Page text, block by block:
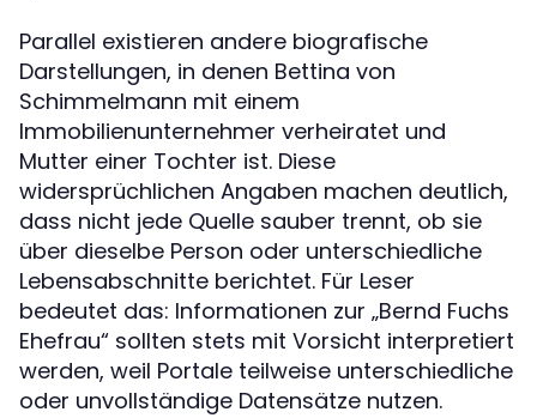
Parallel existieren andere biografische
Darstellungen, in denen Bettina von
Schimmelmann mit einem
Immobilienunternehmer verheiratet und
Mutter einer Tochter ist. Diese
widersprüchlichen Angaben machen deutlich,
dass nicht jede Quelle sauber trennt, ob sie
über dieselbe Person oder unterschiedliche
Lebensabschnitte berichtet. Für Leser
bedeutet das: Informationen zur „Bernd Fuchs
Ehefrau“ sollten stets mit Vorsicht interpretiert
werden, weil Portale teilweise unterschiedliche
oder unvollständige Datensätze nutzen.